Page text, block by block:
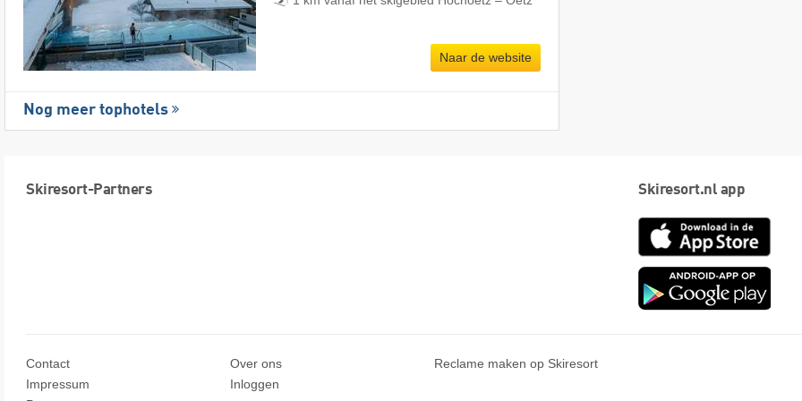
Naar de website
Nog meer tophotels
Skiresort-Partners Skiresort.nl app
App
Contact
Impressum
Over ons
Inloggen
Reclame maken op Skiresort